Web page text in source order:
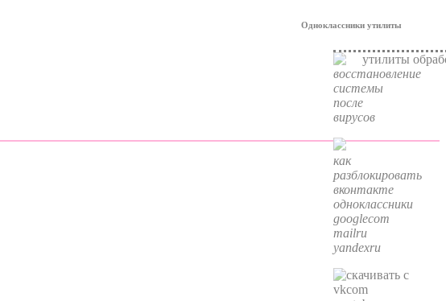
Одноклассники утилиты
восстановление
системы
после
вирусов
как
разблокировать
вконтакте
одноклассники
googlecom
mailru
yandexru